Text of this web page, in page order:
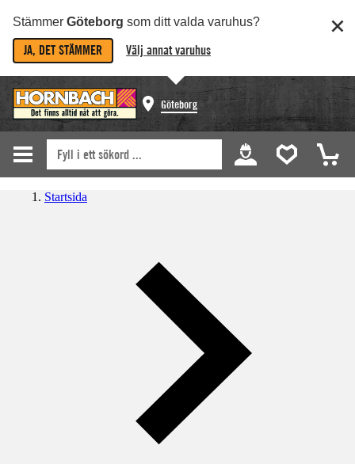
Stämmer Göteborg som ditt valda varuhus?
JA, DET STÄMMER Välj annat varuhus
Göteborg
Startsida